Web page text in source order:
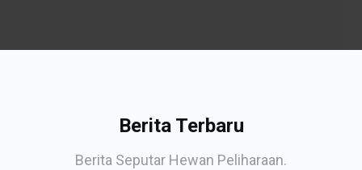
Berita Terbaru
Berita Seputar Hewan Peliharaan.